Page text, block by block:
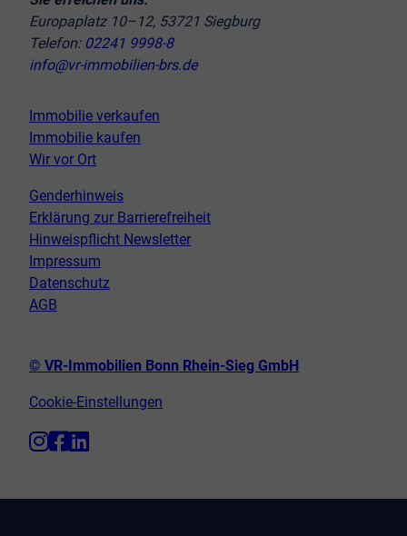
Europaplatz 10–12, 53721 Siegburg
Telefon: 02241 9998-8
info@vr-immobilien-brs.de
Immobilie verkaufen
Immobilie kaufen
Wir vor Ort
Genderhinweis
Erklärung zur Barrierefreiheit
Hinweispflicht Newsletter
Impressum
Datenschutz
AGB
© VR-Immobilien Bonn Rhein-Sieg GmbH
Cookie-Einstellungen